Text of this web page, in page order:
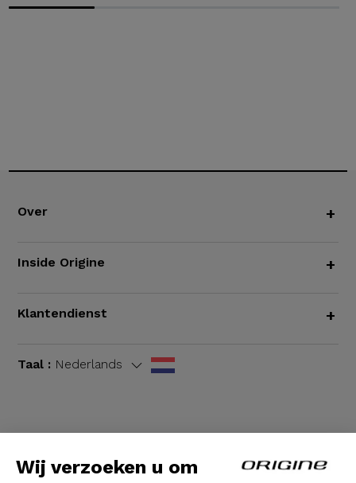
Wij verzoeken u om
Over +
Inside Origine +
Klantendienst +
Taal : Nederlands